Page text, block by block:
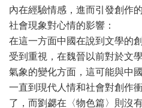
內在經驗情感，進而引發創作
社會現象對心情的影響：
在這一方面中國在說到文學的
受到重視，在魏晉以前對於文
氣象的變化方面，這可能與中
一直到現代人情和社會對創作
了，而劉勰在〈物色篇〉則沒